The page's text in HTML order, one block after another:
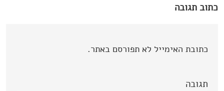
כתוב תגובה
כתובת האימייל לא תפורסם באתר.
תגובה